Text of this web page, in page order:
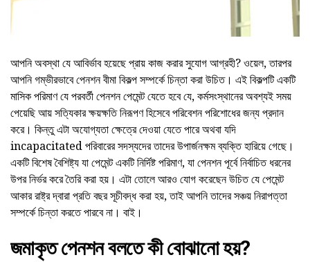
আপনি অবস্থা যে আবির্ভাব হয়েছে প্রায় কাজ করার সুযোগ আগ্রহী? ওয়েল, তারপর
আপনি গম্ভীরভাবে পেনশন বীমা বিকল্প সম্পর্কে চিন্তা করা উচিত। এই বিকল্পটি একটি
মাসিক পরিমাণ যে পরবর্তী পেনশন পেমেন্ট যেতে হবে যে, কর্মসংস্থানের অবশ্যই সময়
পেয়েছি আয় সত্যিকার ক্ষয়ক্ষতি নিরূপণ হিসেবে পরিবেশন পরিশোধের জন্য প্রদান
করে। কিন্তু এটা অযোগ্যতা ক্ষেত্রে দেওয়া যেতে পারে অথবা যদি
incapacitated পরিবারের সদস্যদের তাদের উপার্জনক্ষম ব্যক্তি হারিয়ে গেছে।
একটি বিশেষ বৈশিষ্ট্য যা পেমেন্ট একটি নির্দিষ্ট পরিমাণ, যা পেনশন পূর্বে নির্বাচিত ধরনের
উপর নির্ভর করে তৈরি করা হয়। এটা তোলে আরও যোগ করেছেন উচিত যে পেমেন্ট
আকার রাষ্ট্র দ্বারা প্রতি বছর সূচীবদ্ধ করা হয়, তাই আপনি তাদের সঞ্চয় নিরাপত্তা
সম্পর্কে চিন্তা করতে পারবে না। বাই।
জমাকৃত পেনশন বলতে কী বোঝানো হয়?